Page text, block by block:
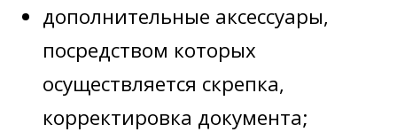
дополнительные аксессуары,
посредством которых
осуществляется скрепка,
корректировка документа;